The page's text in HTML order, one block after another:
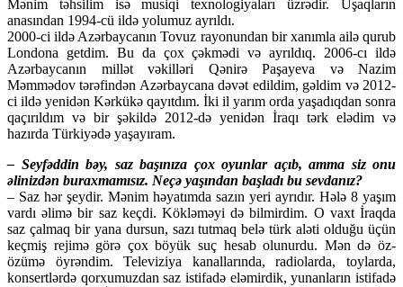
Mənim təhsilim isə musiqi texnologiyaları üzrədir. Uşaqların
anasından 1994-cü ildə yolumuz ayrıldı.
2000-ci ildə Azərbaycanın Tovuz rayonundan bir xanımla ailə qurub
Londona getdim. Bu da çox çəkmədi və ayrıldıq. 2006-cı ildə
Azərbaycanın millət vəkilləri Qənirə Paşayeva və Nazim
Məmmədov tərəfindən Azərbaycana dəvət edildim, gəldim və 2012-
ci ildə yenidən Kərkükə qayıtdım. İki il yarım orda yaşadıqdan sonra
qaçırıldım və bir şəkildə 2012-də yenidən İraqı tərk elədim və
hazırda Türkiyədə yaşayıram.
– Seyfəddin bəy, saz başınıza çox oyunlar açıb, amma siz onu
əlinizdən buraxmamısız. Neçə yaşından başladı bu sevdanız?
– Saz hər şeydir. Mənim həyatımda sazın yeri ayrıdır. Hələ 8 yaşım
vardı əlimə bir saz keçdi. Kökləməyi də bilmirdim. O vaxt İraqda
saz çalmaq bir yana dursun, sazı tutmaq belə türk aləti olduğu üçün
keçmiş rejimə görə çox böyük suç hesab olunurdu. Mən də öz-
özümə öyrəndim. Televiziya kanallarında, radiolarda, toylarda,
konsertlərdə qorxumuzdan saz istifadə eləmirdik, yunanların istifadə